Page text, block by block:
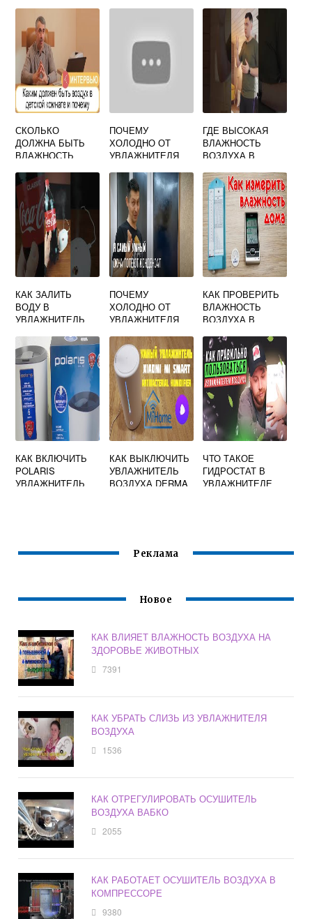
СКОЛЬКО
ДОЛЖНА БЫТЬ
ВЛАЖНОСТЬ
КВАРТИРЕ ЗИМОЙ
НОРМА
КОМАРОВСКИЙ
ПОЧЕМУ
ХОЛОДНО ОТ
УВЛАЖНИТЕЛЯ
ГДЕ ВЫСОКАЯ
ВЛАЖНОСТЬ
ВОЗДУХА В
КАК ЗАЛИТЬ
ВОДУ В
УВЛАЖНИТЕЛЬ
3307
ПОЧЕМУ
ХОЛОДНО ОТ
УВЛАЖНИТЕЛЯ
КАК ПРОВЕРИТЬ
ВЛАЖНОСТЬ
ВОЗДУХА В
ПРИБОРА
ПРИЛОЖЕНИЕ
КАК ВКЛЮЧИТЬ
POLARIS
УВЛАЖНИТЕЛЬ
КАК ВЫКЛЮЧИТЬ
УВЛАЖНИТЕЛЬ
ВОЗДУХА DERMA
ЧТО ТАКОЕ
ГИДРОСТАТ В
УВЛАЖНИТЕЛЕ
Реклама
Новое
КАК ВЛИЯЕТ ВЛАЖНОСТЬ ВОЗДУХА НА
ЗДОРОВЬЕ ЖИВОТНЫХ
7391
КАК УБРАТЬ СЛИЗЬ ИЗ УВЛАЖНИТЕЛЯ
ВОЗДУХА
1536
КАК ОТРЕГУЛИРОВАТЬ ОСУШИТЕЛЬ
ВОЗДУХА ВАБКО
2055
КАК РАБОТАЕТ ОСУШИТЕЛЬ ВОЗДУХА В
КОМПРЕССОРЕ
9380